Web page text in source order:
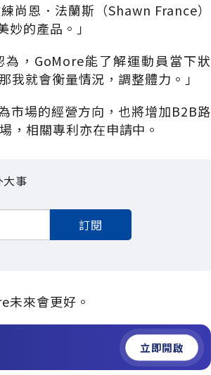
尚恩．法蘭斯（Shawn France）
的產品。」
，GoMore能了解運動員當下狀
就會衡量情況，調整體力。」
市場的經營方向，也將增加B2B路
，相關專利亦在申請中。
事
訂閱
未來會更好。
立即開啟